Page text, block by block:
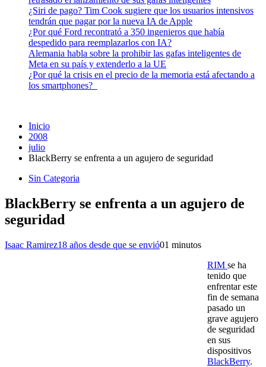
¿Siri de pago? Tim Cook sugiere que los usuarios intensivos
tendrán que pagar por la nueva IA de Apple
¿Por qué Ford recontrató a 350 ingenieros que había
despedido para reemplazarlos con IA?
Alemania habla sobre la prohibir las gafas inteligentes de
Meta en su país y extenderlo a la UE
¿Por qué la crisis en el precio de la memoria está afectando a
los smartphones?
Inicio
2008
julio
BlackBerry se enfrenta a un agujero de seguridad
Sin Categoria
BlackBerry se enfrenta a un agujero de
seguridad
Isaac Ramirez18 años desde que se envió01 minutos
RIM se ha
tenido que
enfrentar este
fin de semana
pasado un
grave agujero
de seguridad
en sus
dispositivos
BlackBerry.